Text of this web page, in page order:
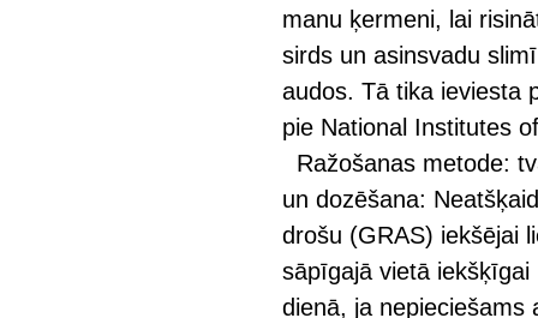
manu ķermeni, lai
sirds un asinsvadu
audos. Tā tika ieviesta
pie National Institutes
Ražošanas metode:
un dozēšana:
drošu (GRAS) iekšējai
sāpīgajā vietā iekšķīgai
dienā, ja nepieciešams